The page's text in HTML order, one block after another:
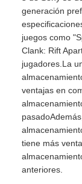
generación
juegos como
Clank: Rift
jugadores.La
ventajas en
tiene más
anteriores.